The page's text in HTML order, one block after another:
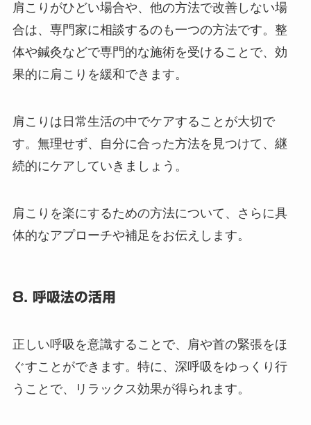
肩こりがひどい場合や、他の方法で改善しない場
合は、専門家に相談するのも一つの方法です。整
体や鍼灸などで専門的な施術を受けることで、効
果的に肩こりを緩和できます。
肩こりは日常生活の中でケアすることが大切で
す。無理せず、自分に合った方法を見つけて、継
続的にケアしていきましょう。
肩こりを楽にするための方法について、さらに具
体的なアプローチや補足をお伝えします。
8. 呼吸法の活用
正しい呼吸を意識することで、肩や首の緊張をほ
ぐすことができます。特に、深呼吸をゆっくり行
うことで、リラックス効果が得られます。